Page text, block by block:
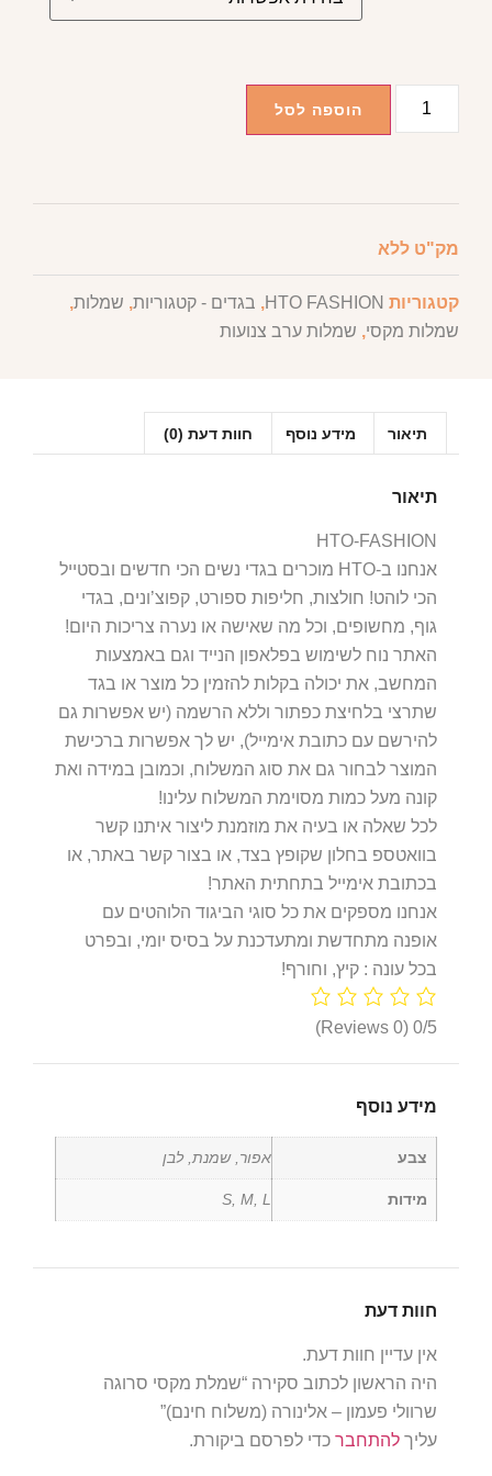
הוספה לסל
מק"ט ללא
קטגוריות HTO FASHION
, בגדים - קטגוריות, שמלות,
שמלות מקסי, שמלות ערב צנועות
תיאור מידע נוסף חוות דעת (0)
תיאור
HTO-FASHION
אנחנו ב-HTO מוכרים בגדי נשים הכי חדשים ובסטייל
הכי לוהט! חולצות, חליפות ספורט, קפוצ’ונים, בגדי
גוף, מחשופים, וכל מה שאישה או נערה צריכות היום!
האתר נוח לשימוש בפלאפון הנייד וגם באמצעות
המחשב, את יכולה בקלות להזמין כל מוצר או בגד
שתרצי בלחיצת כפתור וללא הרשמה (יש אפשרות גם
להירשם עם כתובת אימייל), יש לך אפשרות ברכישת
המוצר לבחור גם את סוג המשלוח, וכמובן במידה ואת
קונה מעל כמות מסוימת המשלוח עלינו!
לכל שאלה או בעיה את מוזמנת ליצור איתנו קשר
בוואטספ בחלון שקופץ בצד, או בצור קשר באתר, או
בכתובת אימייל בתחתית האתר!
אנחנו מספקים את כל סוגי הביגוד הלוהטים עם
אופנה מתחדשת ומתעדכנת על בסיס יומי, ובפרט
בכל עונה : קיץ, וחורף!
0/5
(0 Reviews)
מידע נוסף
צבע אפור, שמנת, לבן
מידות S, M, L
חוות דעת
אין עדיין חוות דעת.
היה הראשון לכתוב סקירה “שמלת מקסי סרוגה
שרוולי פעמון – אלינורה (משלוח חינם)”
עליך להתחבר כדי לפרסם ביקורת.